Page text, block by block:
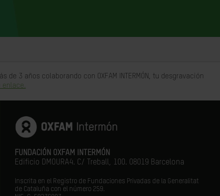
3 años colaborando con OXFAM INTERMÓN, tu desgravación
enlace.
FUNDACIÓN OXFAM INTERMÓN
Edificio DMOURA4. C/ Treball, 100. 08019 Barcelona
Inscrita en el Registro de Fundaciones Privadas de la Generalitat
de Cataluña con el número 259.